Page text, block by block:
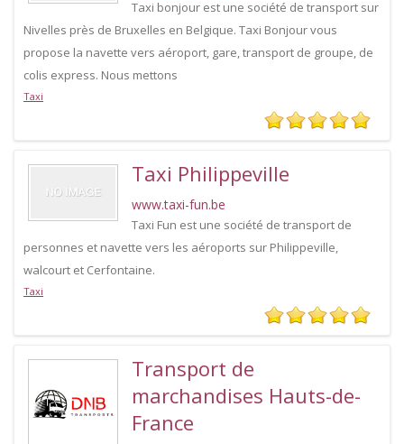
Taxi bonjour est une société de transport sur
Nivelles près de Bruxelles en Belgique. Taxi Bonjour vous
propose la navette vers aéroport, gare, transport de groupe, de
colis express. Nous mettons
Taxi
Taxi Philippeville
www.taxi-fun.be
Taxi Fun est une société de transport de
personnes et navette vers les aéroports sur Philippeville,
walcourt et Cerfontaine.
Taxi
Transport de
marchandises Hauts-de-
France